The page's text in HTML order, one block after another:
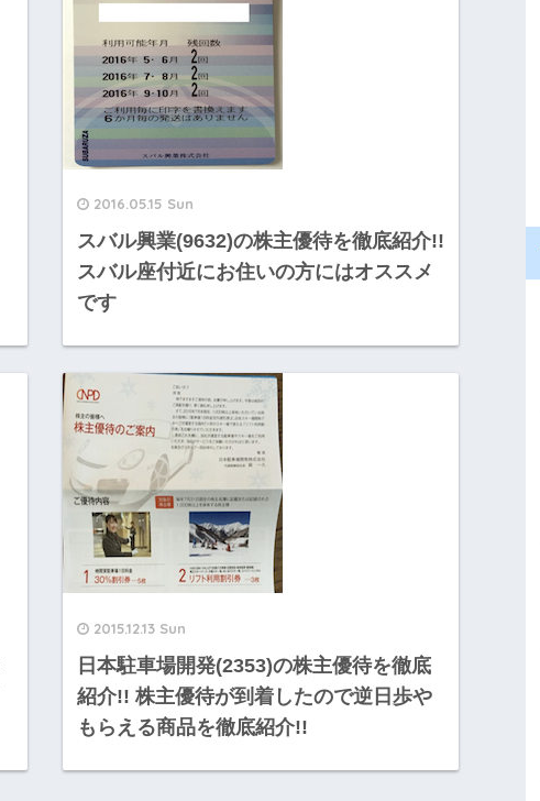
2016.05.15 Sun
スバル興業(9632)の株主優待を徹底紹介!!
スバル座付近にお住いの方にはオススメ
です
2015.12.13 Sun
日本駐車場開発(2353)の株主優待を徹底
紹介!! 株主優待が到着したので逆日歩や
もらえる商品を徹底紹介!!